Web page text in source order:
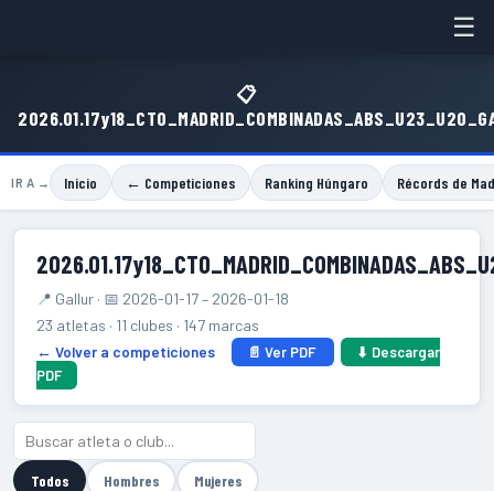
☰
📋
IR A → Inicio ← Competiciones Ranking Húngaro Récords de
📍 Gallur · 📅 2026-01-17 – 2026-01-18
23 atletas · 11 clubes · 147 marcas
← Volver a competiciones
📄 Ver PDF
⬇ Descargar
PDF
Todos Hombres Mujeres